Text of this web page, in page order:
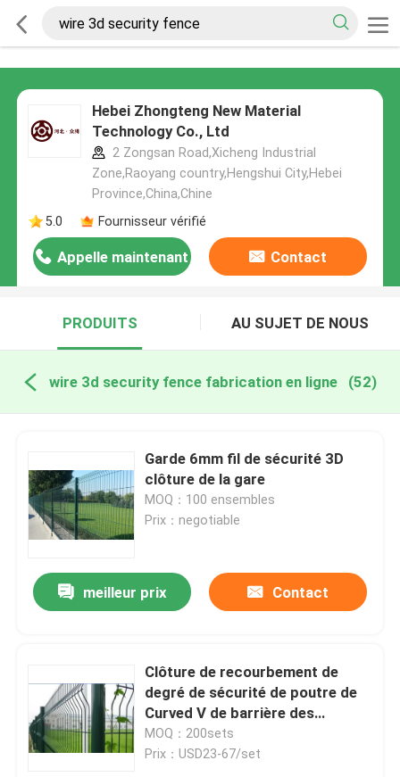
Hebei Zhongteng New Material
Technology Co., Ltd
2 Zongsan Road,Xicheng Industrial
Zone,Raoyang country,Hengshui City,Hebei
Province,China,Chine
5.0
Fournisseur vérifié
Appelle maintenant Contact
PRODUITS AU SUJET DE NOUS
wire 3d security fence fabrication en ligne (52)
Garde 6mm fil de sécurité 3D
clôture de la gare
MOQ：100 ensembles
Prix：negotiable
meilleur prix Contact
Clôture de recourbement de
degré de sécurité de poutre de
Curved V de barrière des
bâtiments 3D de jardin
MOQ：200sets
Prix：USD23-67/set